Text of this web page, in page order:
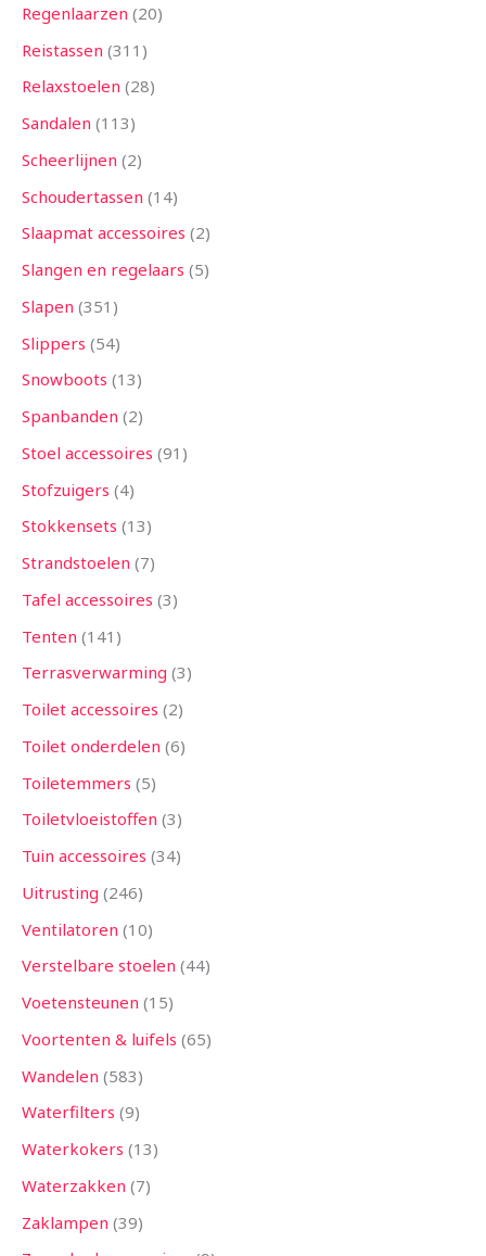
Regenlaarzen 20
Reistassen 311
Relaxstoelen 28
Sandalen 113
Scheerlijnen 2
Schoudertassen 14
Slaapmat accessoires 2
Slangen en regelaars 5
Slapen 351
Slippers 54
Snowboots 13
Spanbanden 2
Stoel accessoires 91
Stofzuigers 4
Stokkensets 13
Strandstoelen 7
Tafel accessoires 3
Tenten 141
Terrasverwarming 3
Toilet accessoires 2
Toilet onderdelen 6
Toiletemmers 5
Toiletvloeistoffen 3
Tuin accessoires 34
Uitrusting 246
Ventilatoren 10
Verstelbare stoelen 44
Voetensteunen 15
Voortenten & luifels 65
Wandelen 583
Waterfilters 9
Waterkokers 13
Waterzakken 7
Zaklampen 39